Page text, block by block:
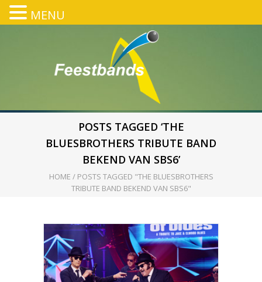
POSTS TAGGED ‘THE
BLUESBROTHERS TRIBUTE BAND
BEKEND VAN SBS6’
HOME / POSTS TAGGED "THE BLUESBROTHERS
TRIBUTE BAND BEKEND VAN SBS6"
MENU